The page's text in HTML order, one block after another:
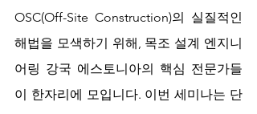
OSC(Off-Site Construction)의 실질적인
해법을 모색하기 위해, 목조 설계 엔지니
어링 강국 에스토니아의 핵심 전문가들
이 한자리에 모입니다. 이번 세미나는 단